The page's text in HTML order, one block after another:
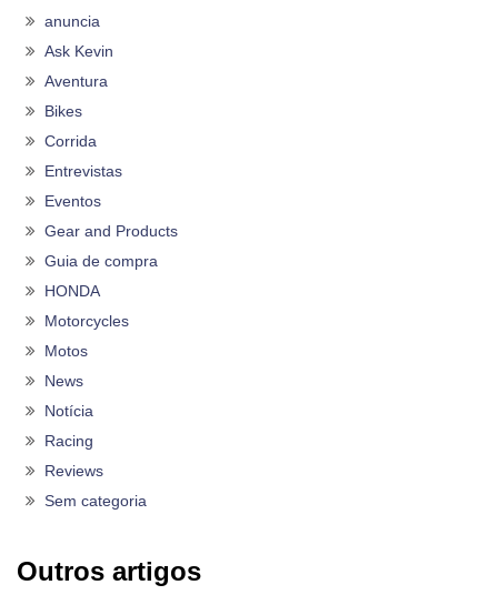
anuncia
Ask Kevin
Aventura
Bikes
Corrida
Entrevistas
Eventos
Gear and Products
Guia de compra
HONDA
Motorcycles
Motos
News
Notícia
Racing
Reviews
Sem categoria
Outros artigos